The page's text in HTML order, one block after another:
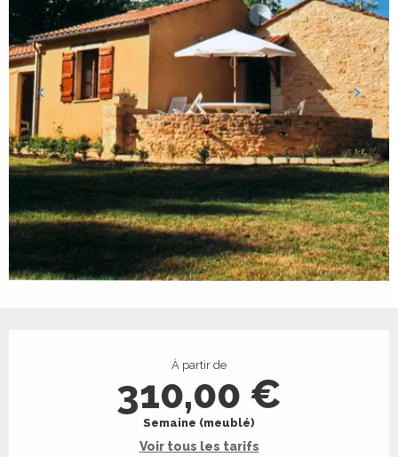
À partir de
310,00 €
Semaine (meublé)
Voir tous les tarifs